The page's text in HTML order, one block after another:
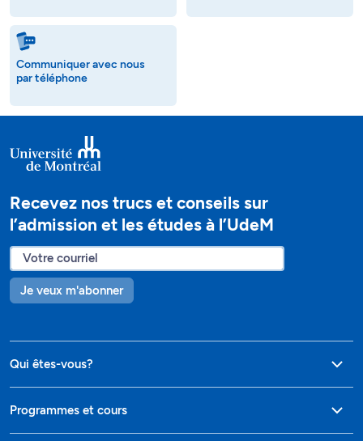
Communiquer avec nous
par téléphone
Recevez nos trucs et conseils sur
l’admission et les études à l’UdeM
Je veux m'abonner
Qui êtes-vous?
Programmes et cours